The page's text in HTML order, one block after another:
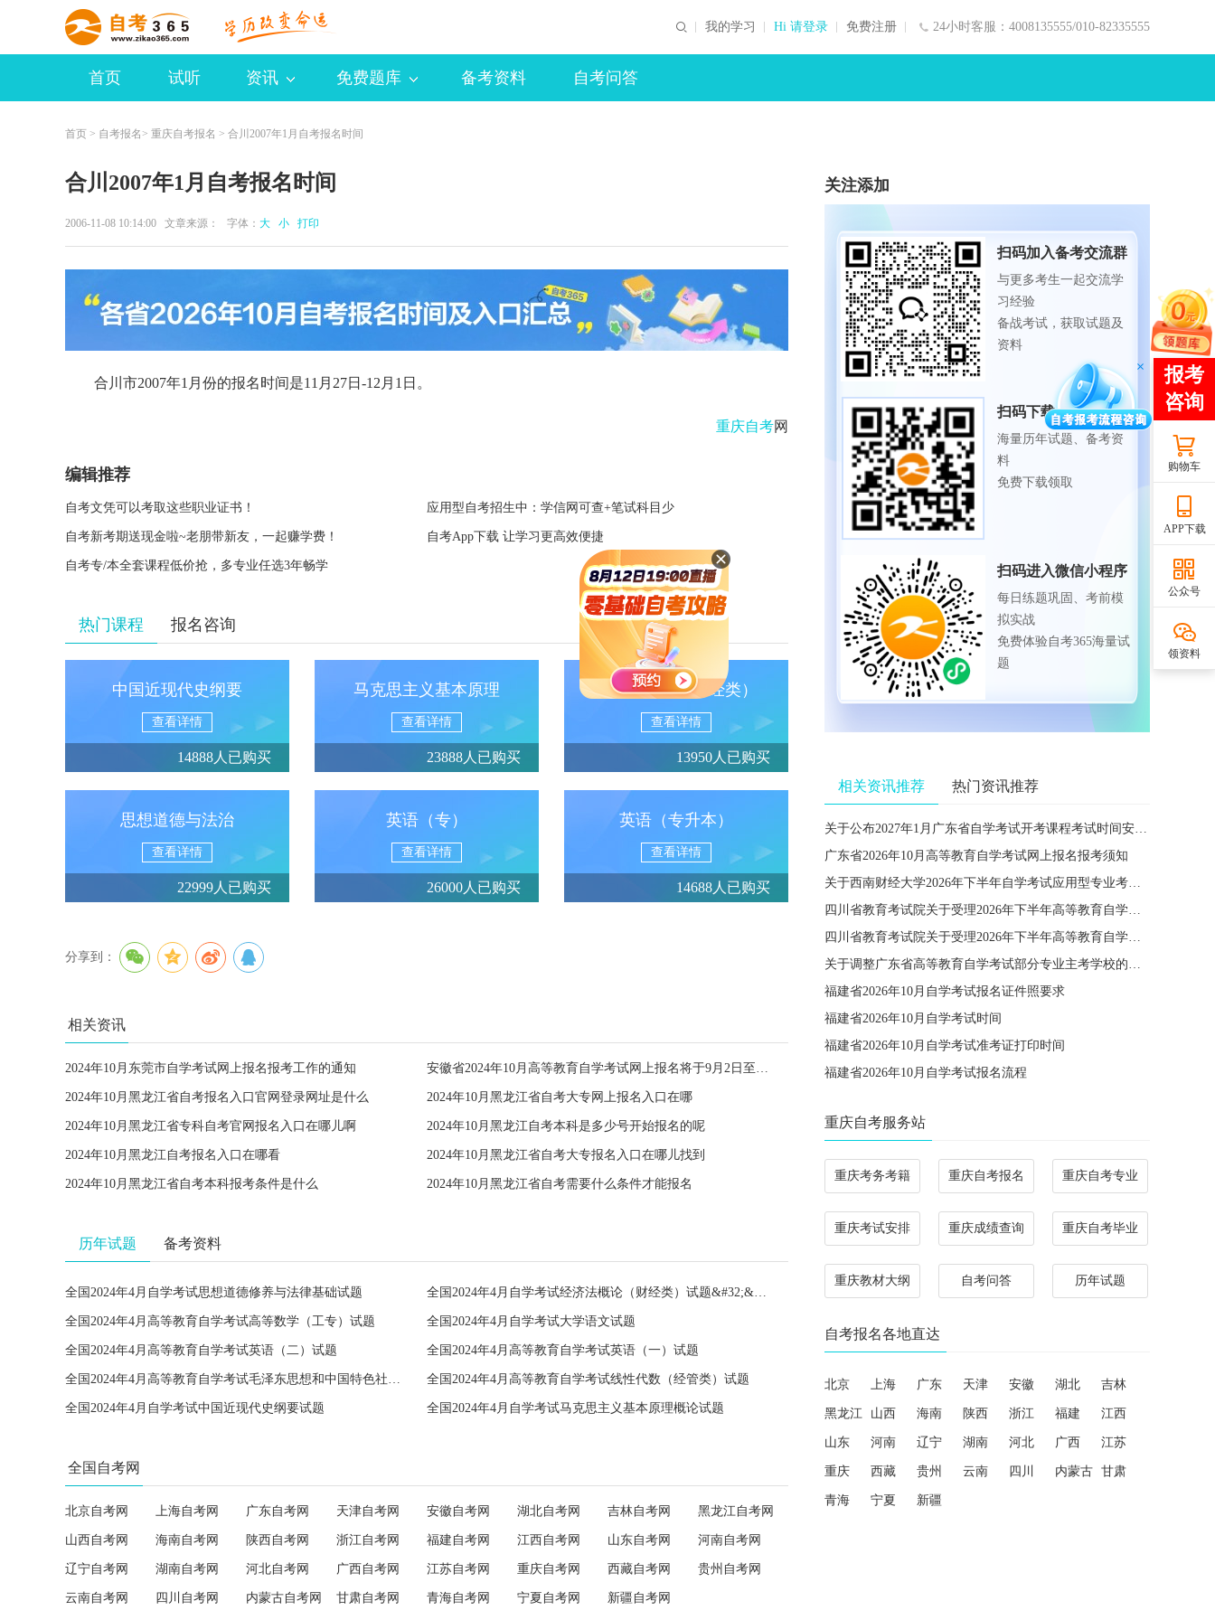
24小时客服：4008135555/010-82335555
我的学习 Hi 请登录 免费注册
首页 试听 资讯 免费题库 备考资料 自考问答
首页 > 自考报名 > 重庆自考报名 > 合川2007年1月自考报名时间
合川2007年1月自考报名时间
2006-11-08 10:14:00 文章来源： 字体： 大 小 打印
合川市2007年1月份的报名时间是11月27日-12月1日。
重庆自考网
编辑推荐
自考文凭可以考取这些职业证书！ 应用型自考招生中：学信网可查+笔试科目少
自考新考期送现金啦~老朋带新友，一起赚学费！ 自考App下载 让学习更高效便捷
自考专/本全套课程低价抢，多专业任选3年畅学
热门课程 报名咨询
中国近现代史纲要
查看详情
14888人已购买
马克思主义基本原理
查看详情
23888人已购买
政治经济学（财经类）
查看详情
13950人已购买
思想道德与法治
查看详情
22999人已购买
英语（专）
查看详情
26000人已购买
英语（专升本）
查看详情
14688人已购买
分享到：
相关资讯
2024年10月东莞市自学考试网上报名报考工作的通知 安徽省2024年10月高等教育自学考试网上报名将于9月2日至6日进行
2024年10月黑龙江省自考报名入口官网登录网址是什么 2024年10月黑龙江省自考大专网上报名入口在哪
2024年10月黑龙江省专科自考官网报名入口在哪儿啊 2024年10月黑龙江自考本科是多少号开始报名的呢
2024年10月黑龙江自考报名入口在哪看 2024年10月黑龙江省自考大专报名入口在哪儿找到
2024年10月黑龙江省自考本科报考条件是什么 2024年10月黑龙江省自考需要什么条件才能报名
历年试题 备考资料
全国2024年4月自学考试思想道德修养与法律基础试题 全国2024年4月自学考试经济法概论（财经类）试题&#32;&#32;
全国2024年4月高等教育自学考试高等数学（工专）试题 全国2024年4月自学考试大学语文试题
全国2024年4月高等教育自学考试英语（二）试题 全国2024年4月高等教育自学考试英语（一）试题
全国2024年4月高等教育自学考试毛泽东思想和中国特色社会主义理论体系概论试题 全国2024年4月高等教育自学考试线性代数（经管类）试题
全国2024年4月自学考试中国近现代史纲要试题 全国2024年4月自学考试马克思主义基本原理概论试题
全国自考网
北京自考网 上海自考网 广东自考网 天津自考网 安徽自考网 湖北自考网 吉林自考网 黑龙江自考网
山西自考网 海南自考网 陕西自考网 浙江自考网 福建自考网 江西自考网 山东自考网 河南自考网
辽宁自考网 湖南自考网 河北自考网 广西自考网 江苏自考网 重庆自考网 西藏自考网 贵州自考网
云南自考网 四川自考网 内蒙古自考网 甘肃自考网 青海自考网 宁夏自考网 新疆自考网
关注添加
扫码加入备考交流群
与更多考生一起交流学
习经验
备战考试，获取试题及
资料
扫码下载APP
海量历年试题、备考资
料
免费下载领取
扫码进入微信小程序
每日练题巩固、考前模
拟实战
免费体验自考365海量试
题
相关资讯推荐 热门资讯推荐
关于公布2027年1月广东省自学考试开考课程考试时间安排和使用教材的通知
广东省2026年10月高等教育自学考试网上报名报考须知
关于西南财经大学2026年下半年自学考试应用型专业考籍更改办理的通知
四川省教育考试院关于受理2026年下半年高等教育自学考试省际转考申请的通告
四川省教育考试院关于受理2026年下半年高等教育自学考试考籍更改申请的通告
关于调整广东省高等教育自学考试部分专业主考学校的通知
福建省2026年10月自学考试报名证件照要求
福建省2026年10月自学考试时间
福建省2026年10月自学考试准考证打印时间
福建省2026年10月自学考试报名流程
重庆自考服务站
重庆考务考籍 重庆自考报名 重庆自考专业
重庆考试安排 重庆成绩查询 重庆自考毕业
重庆教材大纲 自考问答 历年试题
自考报名各地直达
北京 上海 广东 天津 安徽 湖北 吉林
黑龙江 山西 海南 陕西 浙江 福建 江西
山东 河南 辽宁 湖南 河北 广西 江苏
重庆 西藏 贵州 云南 四川 内蒙古 甘肃
青海 宁夏 新疆
购物车
APP下载
公众号
领资料